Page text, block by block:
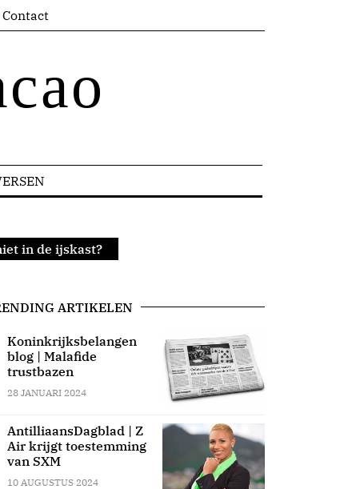
Contact
in de ijskast?
ARTIKELEN
Koninkrijksbelangen
blog | Malafide
trustbazen
28 JANUARI 2024
AntilliaansDagblad | Z
Air krijgt toestemming
van SXM
10 AUGUSTUS 2024